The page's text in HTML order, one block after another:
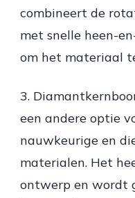
combineert de
met snelle heen-
om het materiaal
3.
een andere optie
nauwkeurige en
materialen. Het
ontwerp en wordt